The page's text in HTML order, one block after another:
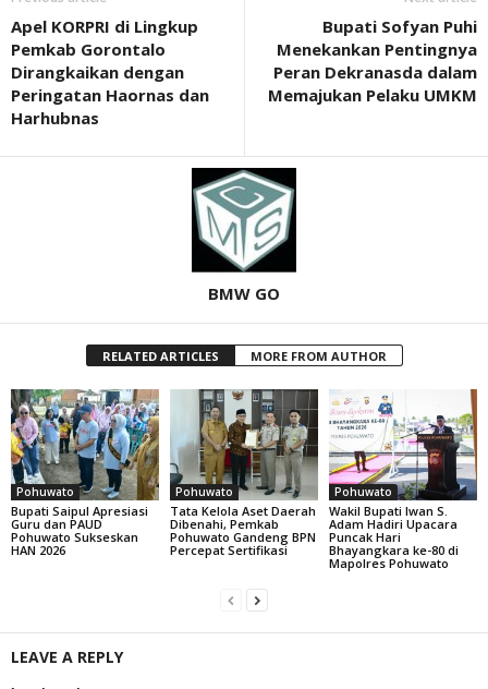
Apel KORPRI di Lingkup
Pemkab Gorontalo
Dirangkaikan dengan
Peringatan Haornas dan
Harhubnas
Bupati Sofyan Puhi
Menekankan Pentingnya
Peran Dekranasda dalam
Memajukan Pelaku UMKM
BMW GO
RELATED ARTICLES MORE FROM AUTHOR
Pohuwato
Bupati Saipul Apresiasi
Guru dan PAUD
Pohuwato Sukseskan
HAN 2026
Pohuwato
Tata Kelola Aset Daerah
Dibenahi, Pemkab
Pohuwato Gandeng BPN
Percepat Sertifikasi
Pohuwato
Wakil Bupati Iwan S.
Adam Hadiri Upacara
Puncak Hari
Bhayangkara ke-80 di
Mapolres Pohuwato
LEAVE A REPLY